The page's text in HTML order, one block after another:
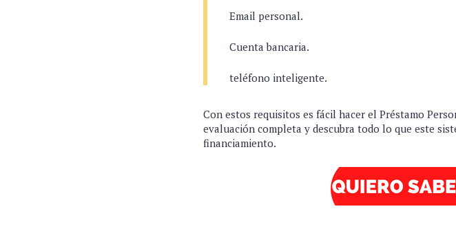
Email personal.
Cuenta bancaria.
teléfono inteligente.
Con estos requisitos es fácil hacer el Préstamo
evaluación completa y descubra todo lo que este
financiamiento.